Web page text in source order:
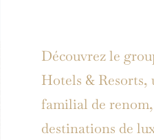
Découvrez le
Hotels &
familial de
destinations de